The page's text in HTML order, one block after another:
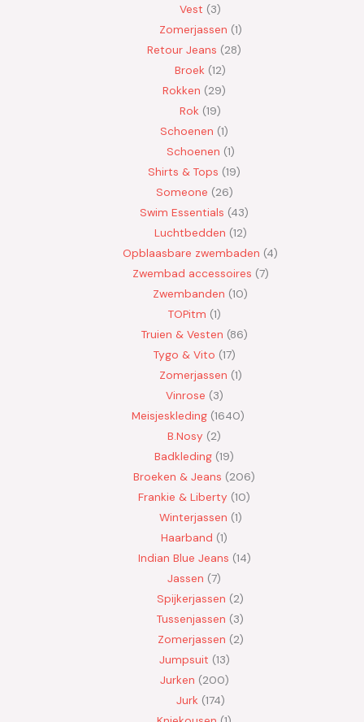
Vest
3
Zomerjassen 1
Retour Jeans
28
Broek 12
Rokken
29
Rok 19
Schoenen 1
Schoenen 1
Shirts & Tops 19
Someone 26
Swim Essentials 43
Luchtbedden 12
Opblaasbare zwembaden 4
Zwembad accessoires 7
Zwembanden 10
TOPitm 1
Truien & Vesten 86
Tygo & Vito 17
Zomerjassen 1
Vinrose 3
Meisjeskleding 1640
B.Nosy
2
Badkleding 19
Broeken & Jeans
206
Frankie & Liberty 10
Winterjassen 1
Haarband 1
Indian Blue Jeans 14
Jassen 7
Spijkerjassen
2
Tussenjassen
3
Zomerjassen 2
Jumpsuit 13
Jurken 200
Jurk 174